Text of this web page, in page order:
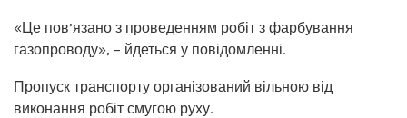
«Це пов’язано з проведенням робіт з фарбування
газопроводу», – йдеться у повідомленні.
Пропуск транспорту організований вільною від
виконання робіт смугою руху.